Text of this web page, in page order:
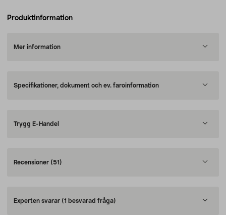
Produktinformation
Mer information
Specifikationer, dokument och ev. faroinformation
Trygg E-Handel
Recensioner (51)
Experten svarar (1 besvarad fråga)